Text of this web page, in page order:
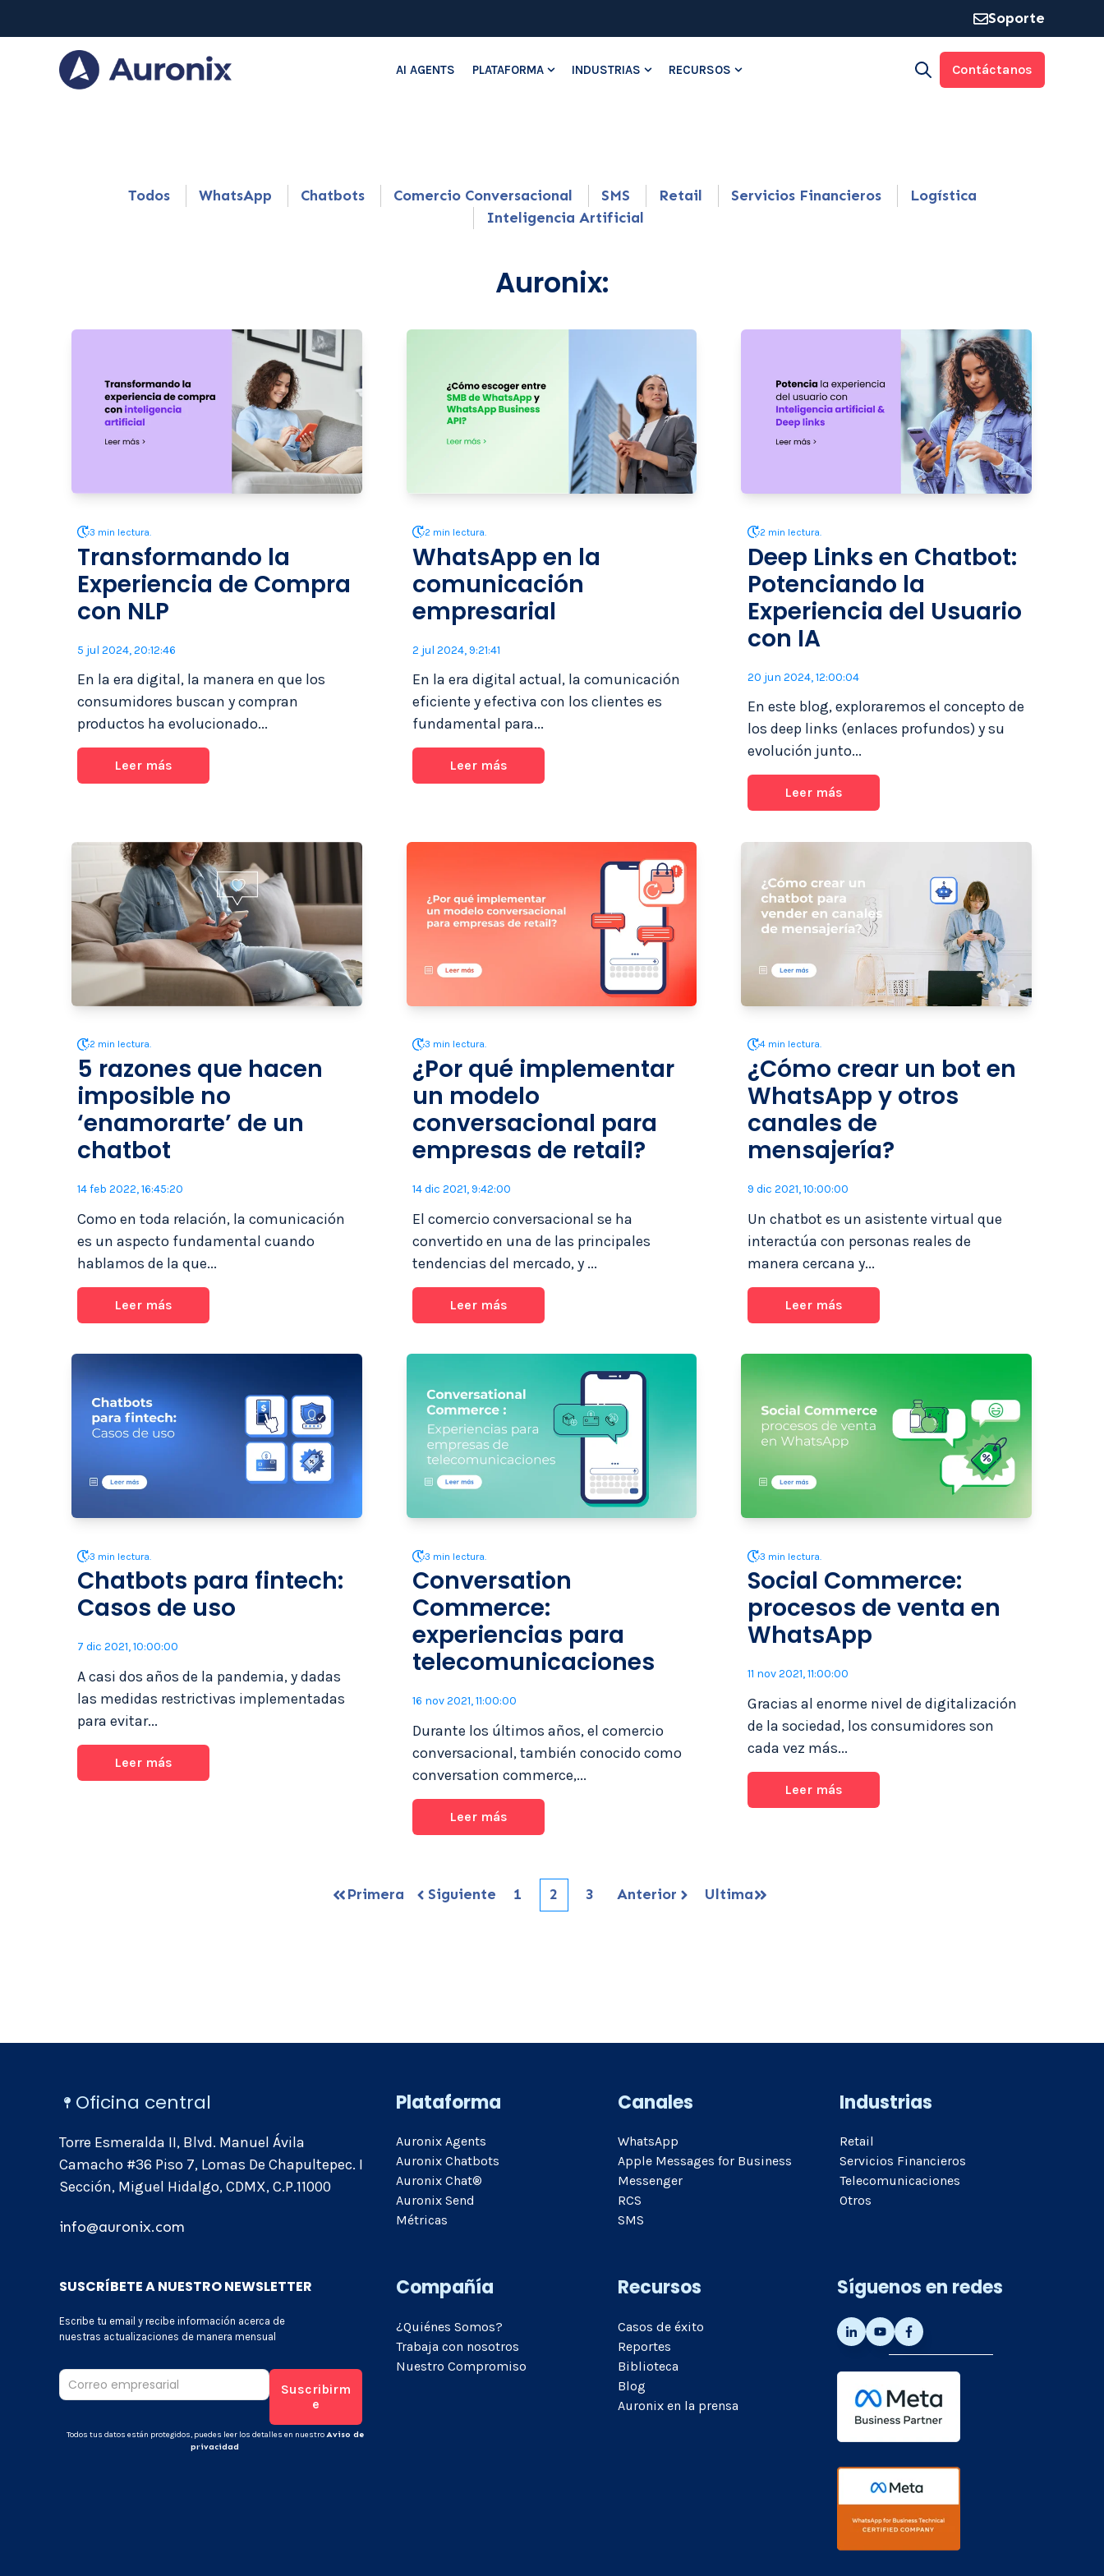
Soporte
AI AGENTS PLATAFORMA
Show submenu for Plataforma
INDUSTRIAS
Show submenu for Industrias
RECURSOS
Show submenu for RecursosOpen search
Contáctanos
Todos WhatsApp Chatbots Comercio Conversacional SMS Retail Servicios Financieros
Logística
Inteligencia Artificial
Auronix:
3 min lectura.
Transformando la
Experiencia de Compra
con NLP
5 jul 2024, 20:12:46
En la era digital, la manera en que los
consumidores buscan y compran
productos ha evolucionado...
Leer más
2 min lectura.
WhatsApp en la
comunicación
empresarial
2 jul 2024, 9:21:41
En la era digital actual, la comunicación
eficiente y efectiva con los clientes es
fundamental para...
Leer más
2 min lectura.
Deep Links en Chatbot:
Potenciando la
Experiencia del Usuario
con IA
20 jun 2024, 12:00:04
En este blog, exploraremos el concepto de
los deep links (enlaces profundos) y su
evolución junto...
Leer más
2 min lectura.
5 razones que hacen
imposible no
‘enamorarte’ de un
chatbot
14 feb 2022, 16:45:20
Como en toda relación, la comunicación
es un aspecto fundamental cuando
hablamos de la que...
Leer más
3 min lectura.
¿Por qué implementar
un modelo
conversacional para
empresas de retail?
14 dic 2021, 9:42:00
El comercio conversacional se ha
convertido en una de las principales
tendencias del mercado, y ...
Leer más
4 min lectura.
¿Cómo crear un bot en
WhatsApp y otros
canales de
mensajería?
9 dic 2021, 10:00:00
Un chatbot es un asistente virtual que
interactúa con personas reales de
manera cercana y...
Leer más
3 min lectura.
Chatbots para fintech:
Casos de uso
7 dic 2021, 10:00:00
A casi dos años de la pandemia, y dadas
las medidas restrictivas implementadas
para evitar...
Leer más
3 min lectura.
Conversation
Commerce:
experiencias para
telecomunicaciones
16 nov 2021, 11:00:00
Durante los últimos años, el comercio
conversacional, también conocido como
conversation commerce,...
Leer más
3 min lectura.
Social Commerce:
procesos de venta en
WhatsApp
11 nov 2021, 11:00:00
Gracias al enorme nivel de digitalización
de la sociedad, los consumidores son
cada vez más...
Leer más
Primera Siguiente 1 2 3 Anterior Ultima
Oficina central
Torre Esmeralda II, Blvd. Manuel Ávila
Camacho #36 Piso 7, Lomas De Chapultepec. I
Sección, Miguel Hidalgo, CDMX, C.P.11000
info@auronix.com
Plataforma
Auronix Agents
Auronix Chatbots
Auronix Chat®
Auronix Send
Métricas
Canales
WhatsApp
Apple Messages for Business
Messenger
RCS
SMS
Industrias
Retail
Servicios Financieros
Telecomunicaciones
Otros
SUSCRÍBETE A NUESTRO NEWSLETTER
Escribe tu email y recibe información acerca de
nuestras actualizaciones de manera mensual
Todos tus datos están protegidos, puedes leer los detalles en nuestroAviso de
privacidad
Compañía
¿Quiénes Somos?
Trabaja con nosotros
Nuestro Compromiso
Recursos
Casos de éxito
Reportes
Biblioteca
Blog
Auronix en la prensa
Síguenos en redes